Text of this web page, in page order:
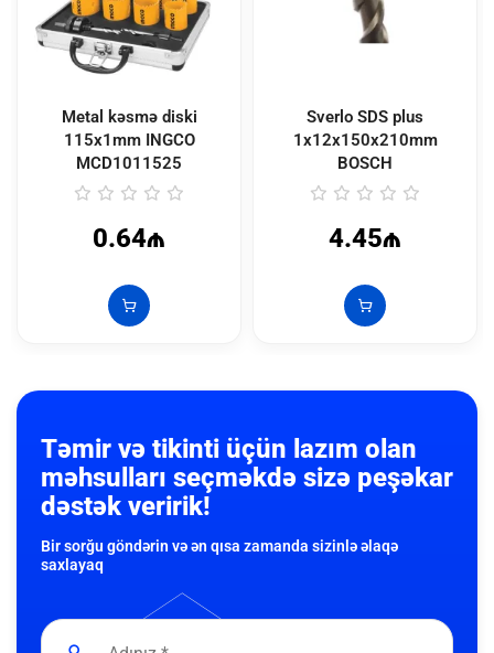
Metal kəsmə diski
115x1mm INGCO
MCD1011525
0.64₼
Sverlo SDS plus
1x12x150x210mm
BOSCH
4.45₼
Təmir və tikinti üçün lazım olan
məhsulları seçməkdə sizə peşəkar
dəstək veririk!
Bir sorğu göndərin və ən qısa zamanda sizinlə əlaqə
saxlayaq